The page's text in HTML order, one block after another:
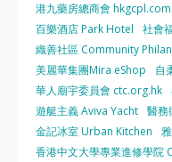
港九藥房總商會
百樂酒店 Park Hotel
社會
織善社區 Community
美麗華集團Mira eShop
自
華人廟宇委員會 ctc.org.hk
遊艇主義 Aviva Yacht 醫務
金記冰室 Urban Kitchen
香港中文大學專業進修學院